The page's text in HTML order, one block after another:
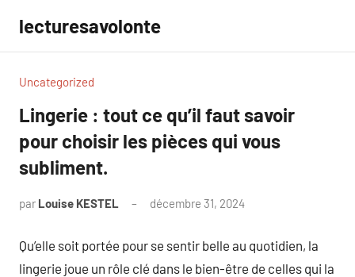
contenu
lecturesavolonte
Uncategorized
Lingerie : tout ce qu’il faut savoir
pour choisir les pièces qui vous
subliment.
par Louise KESTEL décembre 31, 2024
Qu’elle soit portée pour se sentir belle au quotidien, la
lingerie joue un rôle clé dans le bien-être de celles qui la